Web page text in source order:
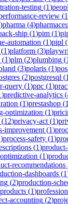
testing (1)
review (1
)pharma (4)
ship (1)pim (1)
automation (1)pipl (
(1)platform (3)
(1)plm (2)plumbing (1
(3)polaris (1)pos
(2)postgresql (
query (1)ppc (1)
)predictive-analytics (
(1)prestashop (1
optimization (1)
(12)privacy-act (1)
improvement (1)
)process-safety (1)
(1)
(1)
recommendations
dashboards (1
(2)production-
products (1)
accounting (2)